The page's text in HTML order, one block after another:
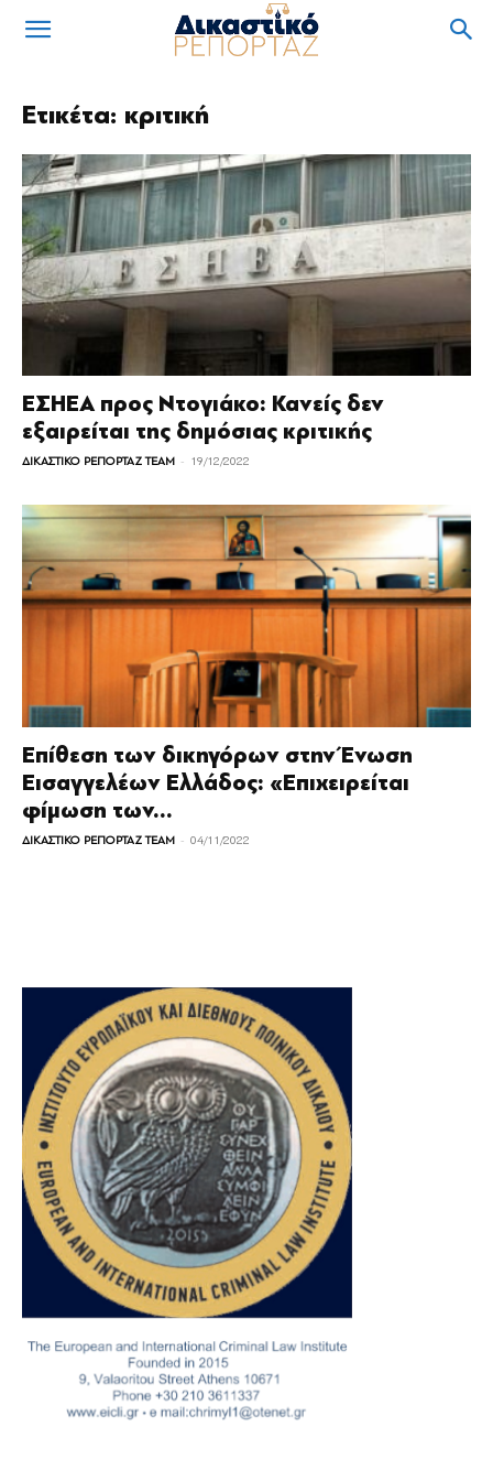
Ετικέτα: κριτική
ΕΣΗΕΑ προς Ντογιάκο: Κανείς δεν
εξαιρείται της δημόσιας κριτικής
ΔΙΚΑΣΤΙΚΟ ΡΕΠΟΡΤΑΖ TEAM - 19/12/2022
Επίθεση των δικηγόρων στην Ένωση
Εισαγγελέων Ελλάδος: «Επιχειρείται
φίμωση των...
ΔΙΚΑΣΤΙΚΟ ΡΕΠΟΡΤΑΖ TEAM - 04/11/2022